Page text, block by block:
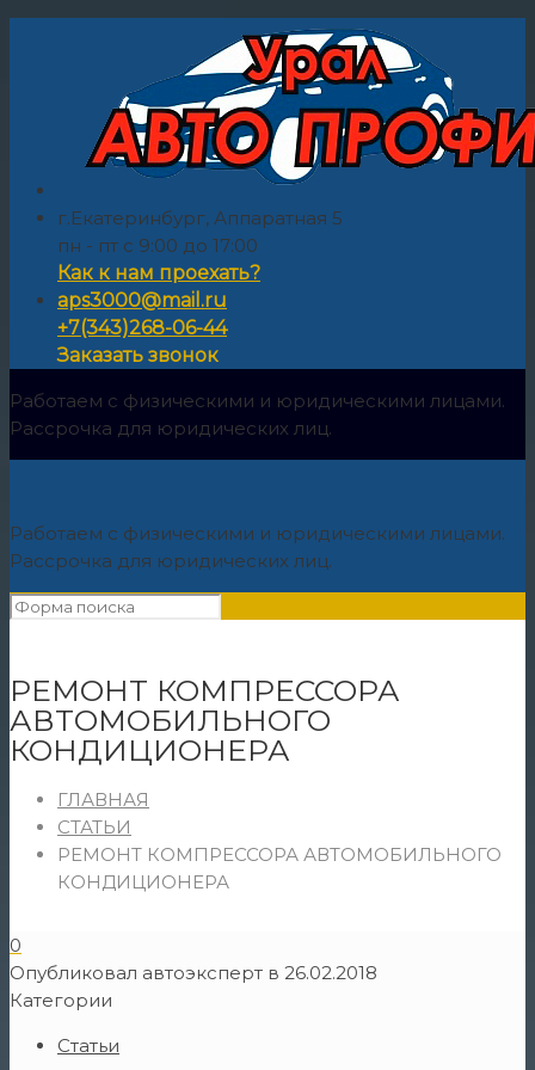
г.Екатеринбург, Аппаратная 5
пн - пт с 9:00 до 17:00
Как к нам проехать?
aps3000@mail.ru
+7(343)268-06-44
Заказать звонок
Работаем с физическими и юридическими лицами.
Рассрочка для юридических лиц.
Работаем с физическими и юридическими лицами.
Рассрочка для юридических лиц.
РЕМОНТ КОМПРЕССОРА
АВТОМОБИЛЬНОГО
КОНДИЦИОНЕРА
ГЛАВНАЯ
СТАТЬИ
РЕМОНТ КОМПРЕССОРА АВТОМОБИЛЬНОГО
КОНДИЦИОНЕРА
0
Опубликовал автоэксперт в 26.02.2018
Категории
Статьи